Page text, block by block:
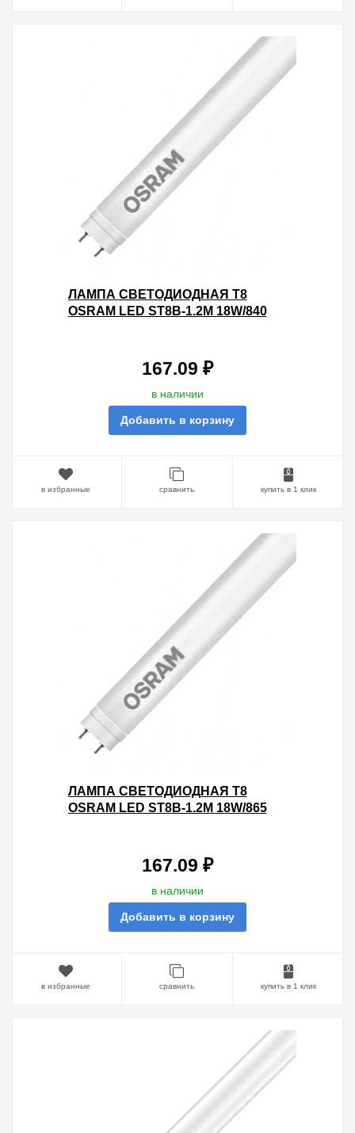
ЛАМПА СВЕТОДИОДНАЯ T8
OSRAM LED ST8B-1.2M 18W/840
167.09 ₽
в наличии
Добавить в корзину
в избранные сравнить купить в 1 клик
ЛАМПА СВЕТОДИОДНАЯ T8
OSRAM LED ST8B-1.2M 18W/865
167.09 ₽
в наличии
Добавить в корзину
в избранные сравнить купить в 1 клик